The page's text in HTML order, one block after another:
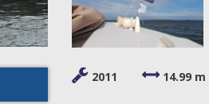
2011 14.99 m